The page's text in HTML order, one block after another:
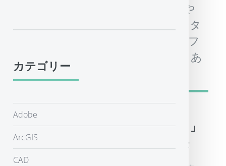
ています。ArcMap（ArcView）や
QGISの使い方に関連して各種データ
の入手や加工方法、AutoCADやオフ
ィスソフトなどの話題もチラホラあ
ります。
「トポロジが正しくありません。」
というエラーが出たときの対処法
カテゴリー
Adobe
ArcGIS
CAD